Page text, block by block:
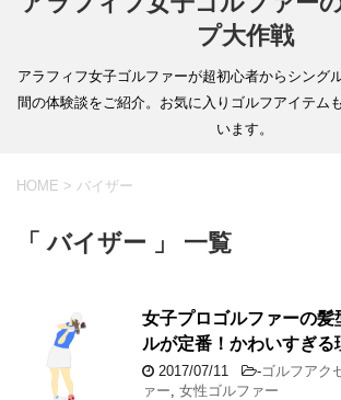
プ大作戦
アラフィフ女子ゴルファーが超初心者からシング
間の体験談をご紹介。お気に入りゴルフアイテム
います。
HOME > バイザー
「 バイザー 」 一覧
女子プロゴルファーの髪
ルが定番！かわいすぎる
2017/07/11 -ゴルフアク
ァー 女性ゴルファー